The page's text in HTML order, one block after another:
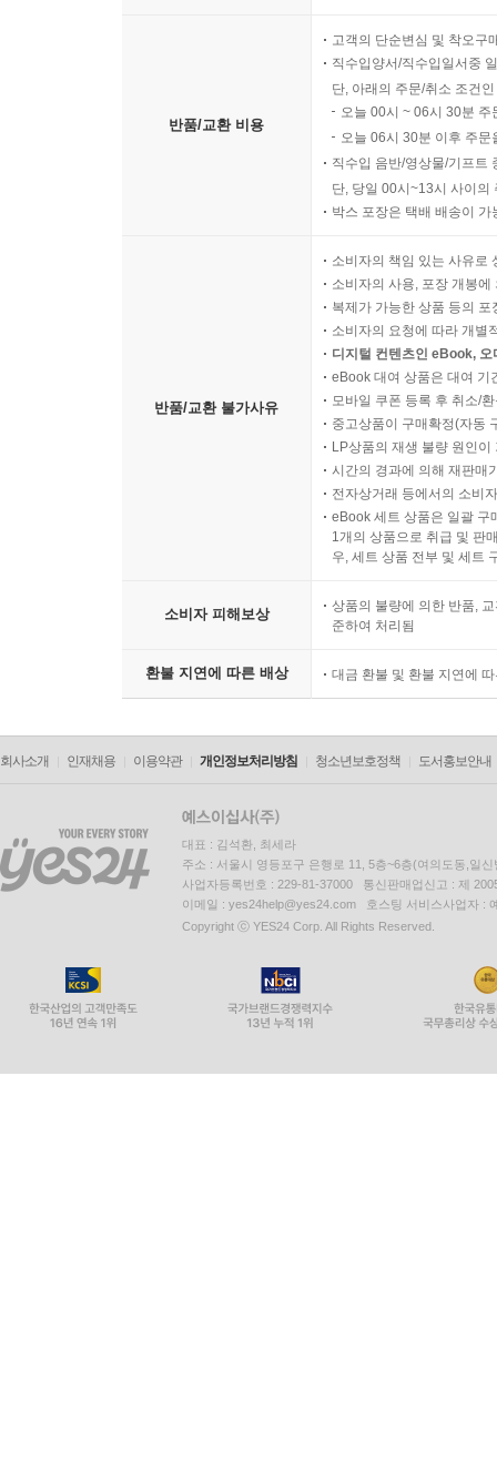
ⓑ 왜 미신은 잘못인가? - 미신은 사실이 아닌 것을
ⓒ 왜 사실이 아닌 것을 믿으면 잘못인가? - 세상
④ 【설명】 이유와 마찬가지로 토론의 중요한 본
예) 미신은 사실이 아니다. 사실이 아닌 것을 믿
행위는 미신에 속하지 않는다. 만약 사실이 아닌
공상이나 망상의 일종이므로 공상이나 망상을 실
⑤ 【반론 꺾기】 반대쪽은 찬성쪽 안건의 찬
토론이 있은 다음에, 찬성쪽이 반대의 이유를 다시
⑥ 【정리】 어떤 안건에 대한 결론으로 찬성과
될 수 없기 때문입니다. 그 예외 부분을 정리함으
반품/교환 비용
고객의 단순변심 및 착오구
직수입양서/직수입일서중
단, 아래의 주문/취소 조건
오늘 00시 ~ 06시 30분
오늘 06시 30분 이후 주
직수입 음반/영상물/기프트
단, 당일 00시~13시 사이의
박스 포장은 택배 배송이
반품/교환 불가사유
소비자의 책임 있는 사유로
소비자의 사용, 포장 개봉
복제가 가능한 상품 등의
소비자의 요청에 따라 개별
디지털 컨텐츠인 eBook,
eBook 대여 상품은 대여 기
모바일 쿠폰 등록 후 취소/
중고상품이 구매확정(자동
LP상품의 재생 불량 원인
시간의 경과에 의해 재판매
전자상거래 등에서의 소비
eBook 세트 상품은 일괄 구
1개의 상품으로 취급 및 판
우, 세트 상품 전부 및 세트
소비자 피해보상
상품의 불량에 의한 반품,
준하여 처리됨
환불 지연에 따른 배상 대금 환불 및 환불 지연에
회사소개 인재채용 이용약관 개인정보처리방침 청소년보호정책 도서홍보안내
대표 : 김석환, 최세라
주소 : 서울시 영등포구 은행로 11, 5층~6층(여의도동,일신
사업자등록번호 : 229-81-37000 통신판매업신고 : 제
이메일 : yes24help@yes24.com 호스팅 서비스사업자 :
Copyright ⓒ YES24 Corp. All Rights Reserved.